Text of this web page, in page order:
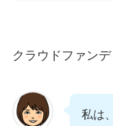
クラウドファン
私は